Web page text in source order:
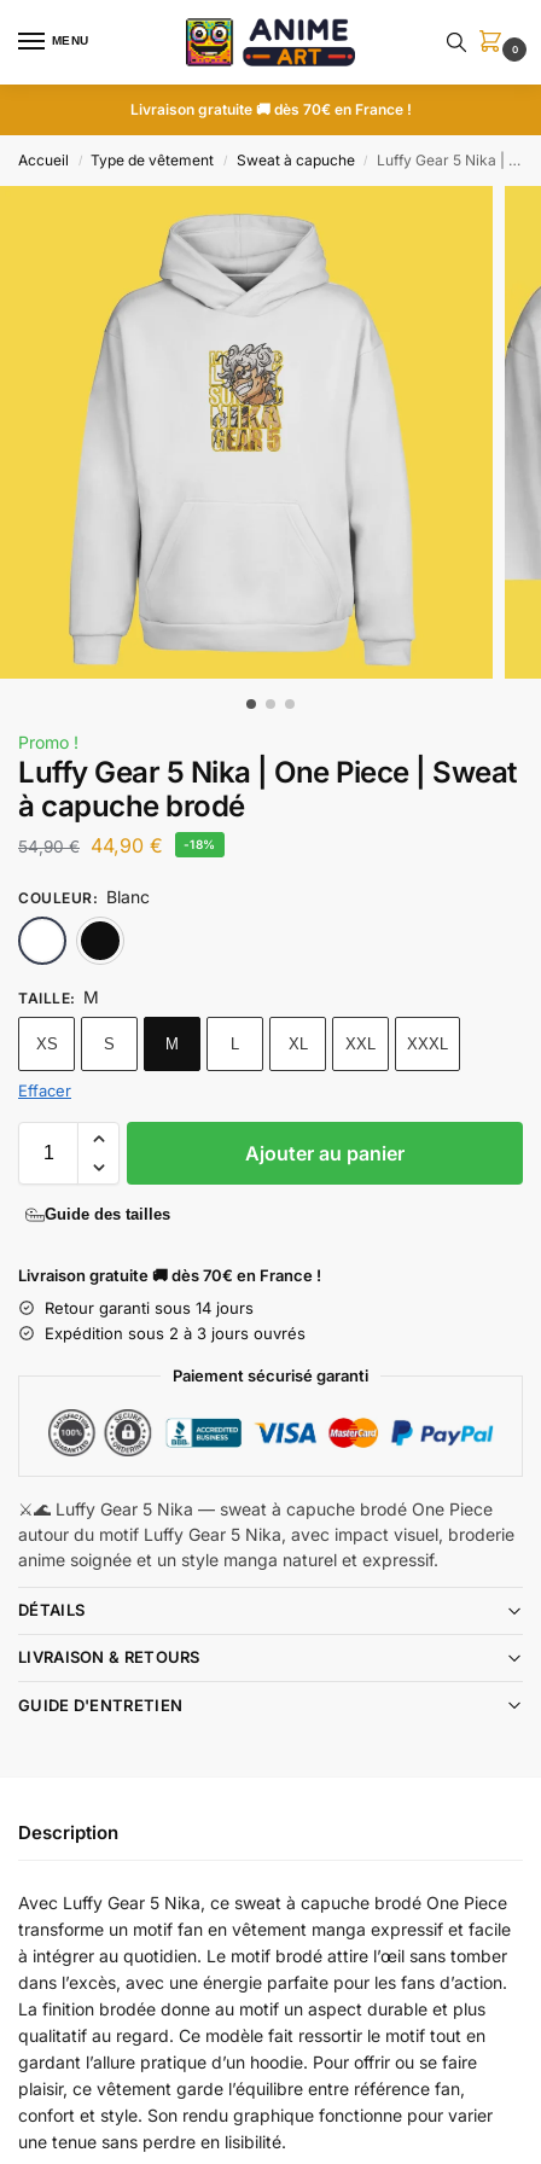
MENU
0
Livraison gratuite 🚚 dès 70€ en France !
Accueil / Type de vêtement / Sweat à capuche / Luffy Gear 5 Nika | One Piece | Sweat à capuche brodé
Promo !
Luffy Gear 5 Nika | One Piece | Sweat
à capuche brodé
54,90€ 44,90 € -18%
COULEUR: Blanc
TAILLE: M
XS S M L XL XXL XXXL
Effacer
Ajouter au panier
Guide des tailles
Livraison gratuite 🚚 dès 70€ en France !
Retour garanti sous 14 jours
Expédition sous 2 à 3 jours ouvrés
Paiement sécurisé garanti
⚔️🌊 Luffy Gear 5 Nika — sweat à capuche brodé One Piece
autour du motif Luffy Gear 5 Nika, avec impact visuel, broderie
anime soignée et un style manga naturel et expressif.
DÉTAILS
LIVRAISON & RETOURS
GUIDE D'ENTRETIEN
Description
Avec Luffy Gear 5 Nika, ce sweat à capuche brodé One Piece
transforme un motif fan en vêtement manga expressif et facile
à intégrer au quotidien. Le motif brodé attire l’œil sans tomber
dans l’excès, avec une énergie parfaite pour les fans d’action.
La finition brodée donne au motif un aspect durable et plus
qualitatif au regard. Ce modèle fait ressortir le motif tout en
gardant l’allure pratique d’un hoodie. Pour offrir ou se faire
plaisir, ce vêtement garde l’équilibre entre référence fan,
confort et style. Son rendu graphique fonctionne pour varier
une tenue sans perdre en lisibilité.